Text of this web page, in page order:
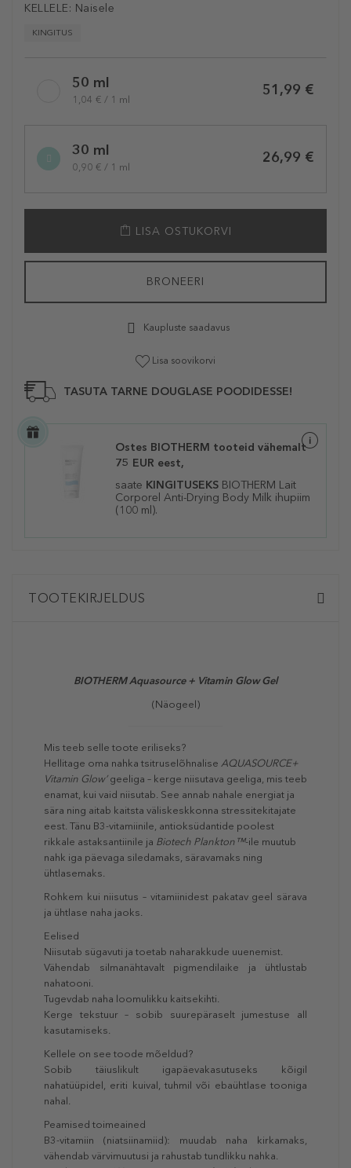
KELLELE: Naisele
KINGITUS
variation50 ml
1,04 € / 1 ml
51,99 €
30 ml
0,90 € / 1 ml
26,99 €
LISA OSTUKORVI
BRONEERI
Kaupluste saadavus
Lisa soovikorvi
TASUTA TARNE DOUGLASE POODIDESSE!
Ostes BIOTHERM tooteid vähemalt
75 EUR eest,
saate KINGITUSEKS BIOTHERM Lait
Corporel Anti-Drying Body Milk ihupiim
(100 ml).
TOOTEKIRJELDUS
BIOTHERM Aquasource + Vitamin Glow Gel
(Näogeel)
Mis teeb selle toote eriliseks?
Hellitage oma nahka tsitruselõhnalise AQUASOURCE+
Vitamin Glow’geeliga – kerge niisutava geeliga, mis teeb
enamat, kui vaid niisutab. See annab nahale energiat ja
sära ning aitab kaitsta väliskeskkonna stressitekitajate
eest. Tänu B3-vitamiinile, antioksüdantide poolest
rikkale astaksantiinile ja Biotech Plankton™-ile muutub
nahk iga päevaga siledamaks, säravamaks ning
ühtlasemaks.
Rohkem kui niisutus – vitamiinidest pakatav geel särava
ja ühtlase naha jaoks.
Eelised
Niisutab sügavuti ja toetab naharakkude uuenemist.
Vähendab silmanähtavalt pigmendilaike ja ühtlustab
nahatooni.
Tugevdab naha loomulikku kaitsekihti.
Kerge tekstuur – sobib suurepäraselt jumestuse all
kasutamiseks.
Kellele on see toode mõeldud?
Sobib täiuslikult igapäevakasutuseks kõigil
nahatüüpidel, eriti kuival, tuhmil või ebaühtlase tooniga
nahal.
Peamised toimeained
B3-vitamiin (niatsiinamiid): muudab naha kirkamaks,
vähendab värvimuutusi ja rahustab tundlikku nahka.